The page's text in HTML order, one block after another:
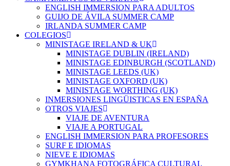
ENGLISH IMMERSION PARA ADULTOS
GUIJO DE ÁVILA SUMMER CAMP
IRLANDA SUMMER CAMP
COLEGIOS
MINISTAGE IRELAND & UK
MINISTAGE DUBLIN (IRELAND)
MINISTAGE EDINBURGH (SCOTLAND)
MINISTAGE LEEDS (UK)
MINISTAGE OXFORD (UK)
MINISTAGE WORTHING (UK)
INMERSIONES LINGÜISTICAS EN ESPAÑA
OTROS VIAJES
VIAJE DE AVENTURA
VIAJE A PORTUGAL
ENGLISH IMMERSION PARA PROFESORES
SURF E IDIOMAS
NIEVE E IDIOMAS
GYMKHANA FOTOGRÁFICA CULTURAL